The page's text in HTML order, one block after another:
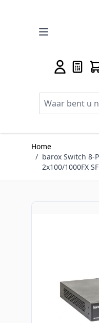
Home
/ barox Switch 8-
2x100/1000FX